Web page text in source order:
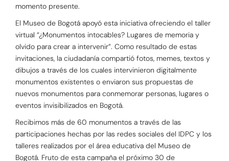
momento presente.
El Museo de Bogotá apoyó esta iniciativa ofreciendo el taller
virtual “¿Monumentos intocables? Lugares de memoria y
olvido para crear a intervenir”. Como resultado de estas
invitaciones, la ciudadanía compartió fotos, memes, textos y
dibujos a través de los cuales intervinieron digitalmente
monumentos existentes o enviaron sus propuestas de
nuevos monumentos para conmemorar personas, lugares o
eventos invisibilizados en Bogotá.
Recibimos más de 60 monumentos a través de las
participaciones hechas por las redes sociales del IDPC y los
talleres realizados por el área educativa del Museo de
Bogotá. Fruto de esta campaña el próximo 30 de